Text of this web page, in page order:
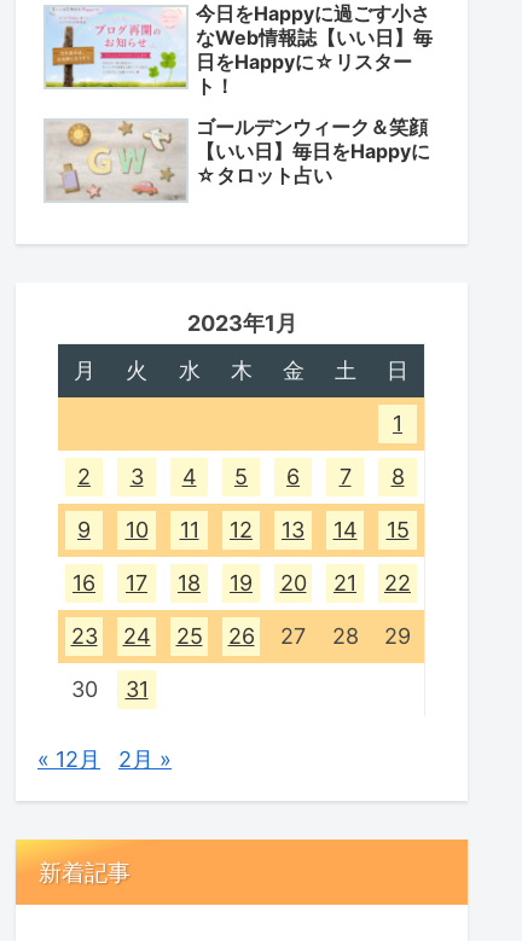
今日をHappyに過ごす小さ
なWeb情報誌【いい日】毎
日をHappyに☆リスター
ト！
ゴールデンウィーク＆笑顔
【いい日】毎日をHappyに
☆タロット占い
2023年1月
月
火 水 木 金 土 日
1
2 3 4 5 6 7 8
9 10 11 12 13 14 15
16 17 18 19 20 21 22
23 24 25 26 27 28 29
30 31
« 12月 2月 »
新着記事